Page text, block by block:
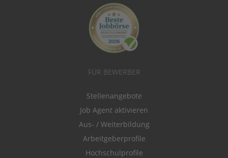
FÜR BEWERBER
Stellenangebote
Job Agent aktivieren
Aus- / Weiterbildung
Arbeitgeberprofile
Hochschulprofile